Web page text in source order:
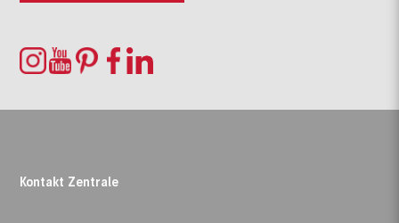
Kontakt Zentrale